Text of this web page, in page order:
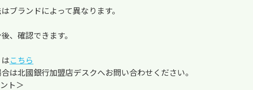
ブランドによって異なります。
、確認できます。
こちら
は北國銀行加盟店デスクへお問い合わせください。
ト＞